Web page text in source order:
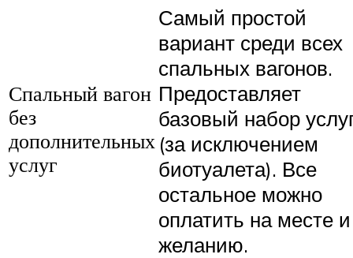
Спальный вагон
без
дополнительных
услуг
Самый простой
вариант среди всех
спальных вагонов.
Предоставляет
базовый набор
(за исключением
биотуалета). Все
остальное можно
оплатить на месте
желанию.